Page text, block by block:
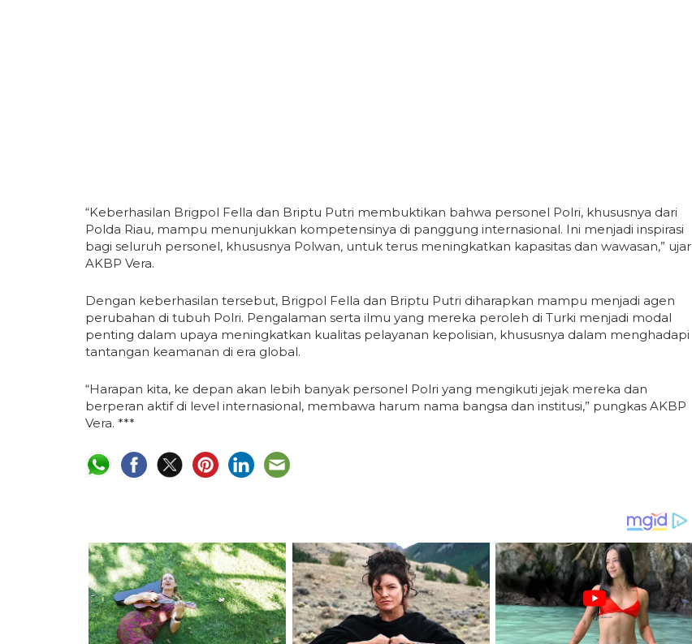
“Keberhasilan Brigpol Fella dan Briptu Putri membuktikan bahwa personel Polri, khususnya dari
Polda Riau, mampu menunjukkan kompetensinya di panggung internasional. Ini menjadi inspirasi
bagi seluruh personel, khususnya Polwan, untuk terus meningkatkan kapasitas dan wawasan,” ujar
AKBP Vera.
Dengan keberhasilan tersebut, Brigpol Fella dan Briptu Putri diharapkan mampu menjadi agen
perubahan di tubuh Polri. Pengalaman serta ilmu yang mereka peroleh di Turki menjadi modal
penting dalam upaya meningkatkan kualitas pelayanan kepolisian, khususnya dalam menghadapi
tantangan keamanan di era global.
“Harapan kita, ke depan akan lebih banyak personel Polri yang mengikuti jejak mereka dan
berperan aktif di level internasional, membawa harum nama bangsa dan institusi,” pungkas AKBP
Vera. ***